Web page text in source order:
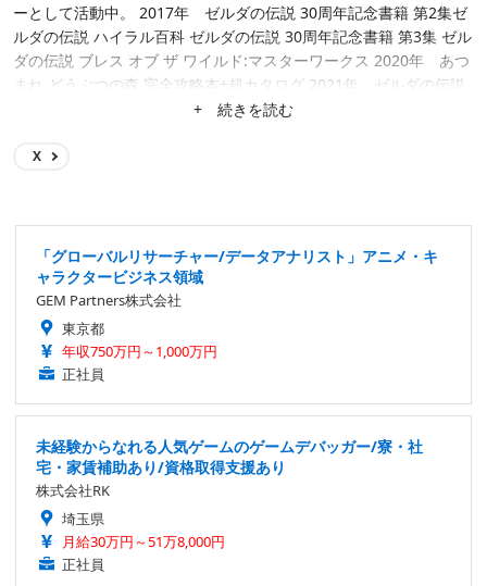
ーとして活動中。 2017年 ゼルダの伝説 30周年記念書籍 第2集ゼ
ルダの伝説 ハイラル百科 ゼルダの伝説 30周年記念書籍 第3集 ゼル
ダの伝説 ブレス オブ ザ ワイルド:マスターワークス 2020年 あつ
まれ どうぶつの森 完全攻略本+超カタログ 2021年 ゼルダの伝説
スカイウォードソード HD 完全攻略本 2024年 ゼルダの伝説 テ
+ 続きを読む
X
「グローバルリサーチャー/データアナリスト」アニメ・キ
ャラクタービジネス領域
GEM Partners株式会社
東京都
年収750万円～1,000万円
正社員
未経験からなれる人気ゲームのゲームデバッガー/寮・社
宅・家賃補助あり/資格取得支援あり
株式会社RK
埼玉県
月給30万円～51万8,000円
正社員